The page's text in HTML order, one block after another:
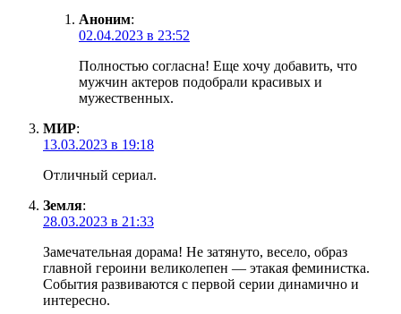
Аноним:
02.04.2023 в 23:52
Полностью согласна! Еще хочу добавить, что
мужчин актеров подобрали красивых и
мужественных.
МИР:
13.03.2023 в 19:18
Отличный сериал.
Земля:
28.03.2023 в 21:33
Замечательная дорама! Не затянуто, весело, образ
главной героини великолепен — этакая феминистка.
События развиваются с первой серии динамично и
интересно.